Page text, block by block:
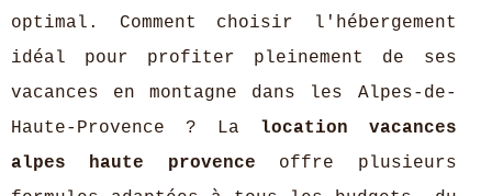
optimal. Comment choisir l'hébergement
idéal pour profiter pleinement de ses
vacances en montagne dans les Alpes-de-
Haute-Provence ? La
location vacances
alpes haute provence offre plusieurs